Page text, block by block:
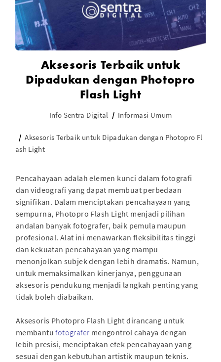
Aksesoris Terbaik untuk
Dipadukan dengan Photopro
Flash Light
Info Sentra Digital Informasi Umum
Aksesoris Terbaik untuk Dipadukan dengan Photopro Fl
ash Light
Pencahayaan adalah elemen kunci dalam fotografi
dan videografi yang dapat membuat perbedaan
signifikan. Dalam menciptakan pencahayaan yang
sempurna, Photopro Flash Light menjadi pilihan
andalan banyak fotografer, baik pemula maupun
profesional. Alat ini menawarkan fleksibilitas tinggi
dan kekuatan pencahayaan yang mampu
menonjolkan subjek dengan lebih dramatis. Namun,
untuk memaksimalkan kinerjanya, penggunaan
aksesoris pendukung menjadi langkah penting yang
tidak boleh diabaikan.
Aksesoris Photopro Flash Light dirancang untuk
membantufotografer mengontrol cahaya dengan
lebih presisi, menciptakan efek pencahayaan yang
sesuai dengan kebutuhan artistik maupun teknis.